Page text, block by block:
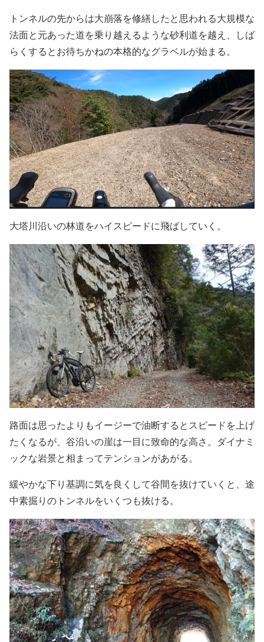
トンネルの先からは大崩落を修繕したと思われる大規模な
法面と元あった道を乗り越えるような砂利道を越え、しば
らくするとお待ちかねの本格的なグラベルが始まる。
大塔川沿いの林道をハイスピードに飛ばしていく。
路面は思ったよりもイージーで油断するとスピードを上げ
たくなるが、谷沿いの崖は一目に致命的な高さ。ダイナミ
ックな岩景と相まってテンションがあがる。
緩やかな下り基調に気を良くして谷間を抜けていくと、途
中素掘りのトンネルをいくつも抜ける。